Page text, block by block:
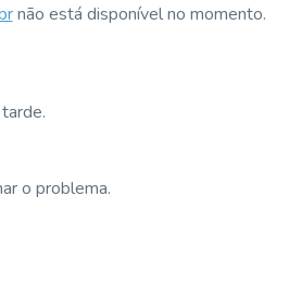
não está disponível no momento.
o problema.